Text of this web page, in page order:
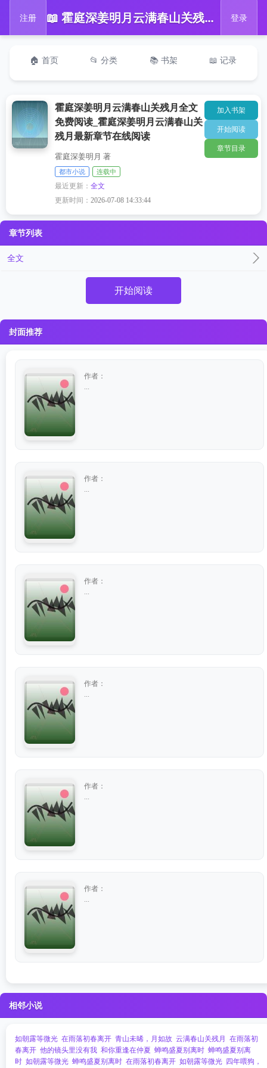
注册 📖 霍庭深姜明月云满春山关残月全文免费阅读_霍庭深姜明月云满春山关残月最新章节在线阅读 登录
🏠 首页 📂 分类 📚 书架 📖 记录
霍庭深姜明月云满春山关残月全文
免费阅读_霍庭深姜明月云满春山关
残月最新章节在线阅读
霍庭深姜明月 著
都市小说 连载中
最近更新：全文
更新时间：2026-07-08 14:33:44
加入书架
开始阅读
章节目录
章节列表
全文
开始阅读
封面推荐
作者：
作者：
作者：
作者：
作者：
作者：
相邻小说
如朝露等微光 在雨落初春离开 青山未晞，月如故 云满春山关残月 在雨落初
春离开 他的镜头里没有我 和你重逢在仲夏 蝉鸣盛夏别离时 蝉鸣盛夏别离
时 如朝露等微光 蝉鸣盛夏别离时 在雨落初春离开 如朝露等微光 四年喂狗，